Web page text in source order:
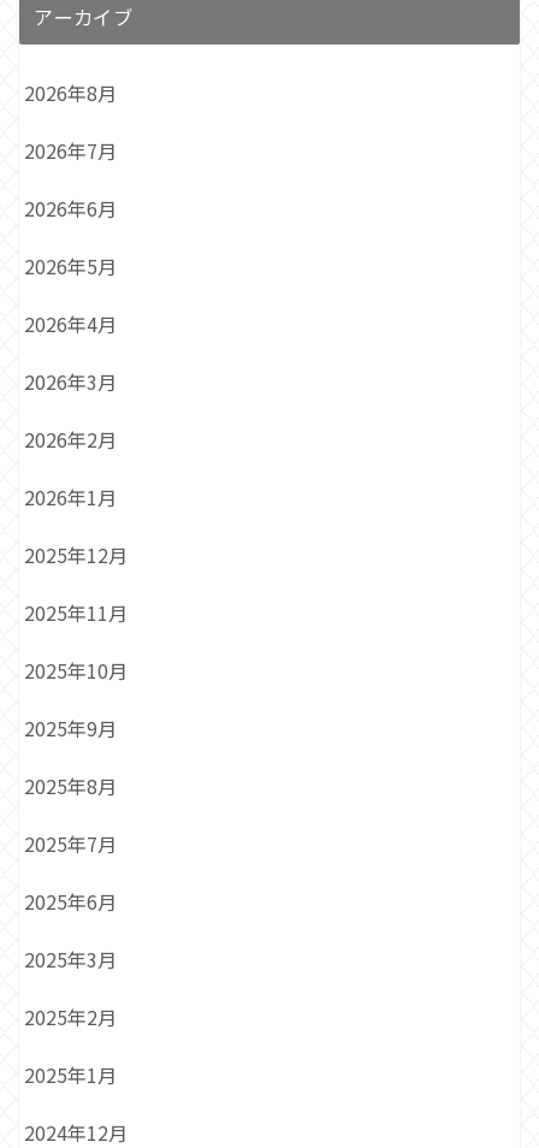
アーカイブ
2026年8月
2026年7月
2026年6月
2026年5月
2026年4月
2026年3月
2026年2月
2026年1月
2025年12月
2025年11月
2025年10月
2025年9月
2025年8月
2025年7月
2025年6月
2025年3月
2025年2月
2025年1月
2024年12月